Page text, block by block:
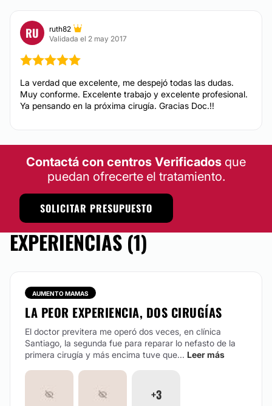
RU
ruth82
Validada el 2 may 2017
La verdad que excelente, me despejó todas las dudas.
Muy conforme. Excelente trabajo y excelente profesional.
Ya pensando en la próxima cirugía. Gracias Doc.!!
Contactá con centros Verificados que
puedan ofrecerte el tratamiento.
SOLICITAR PRESUPUESTO
EXPERIENCIAS (1)
AUMENTO MAMAS
LA PEOR EXPERIENCIA, DOS CIRUGÍAS
El doctor previtera me operó dos veces, en clínica
Santiago, la segunda fue para reparar lo nefasto de la
primera cirugía y más encima tuve que... Leer más
+3